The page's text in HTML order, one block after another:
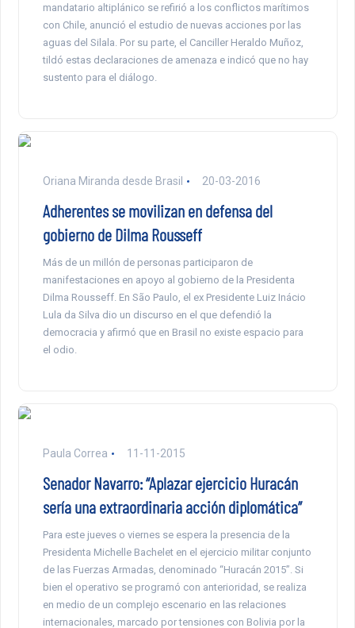
mandatario altiplánico se refirió a los conflictos marítimos
con Chile, anunció el estudio de nuevas acciones por las
aguas del Silala. Por su parte, el Canciller Heraldo Muñoz,
tildó estas declaraciones de amenaza e indicó que no hay
sustento para el diálogo.
Oriana Miranda desde Brasil 20-03-2016
Adherentes se movilizan en defensa del
gobierno de Dilma Rousseff
Más de un millón de personas participaron de
manifestaciones en apoyo al gobierno de la Presidenta
Dilma Rousseff. En São Paulo, el ex Presidente Luiz Inácio
Lula da Silva dio un discurso en el que defendió la
democracia y afirmó que en Brasil no existe espacio para
el odio.
Paula Correa 11-11-2015
Senador Navarro: “Aplazar ejercicio Huracán
sería una extraordinaria acción diplomática”
Para este jueves o viernes se espera la presencia de la
Presidenta Michelle Bachelet en el ejercicio militar conjunto
de las Fuerzas Armadas, denominado “Huracán 2015”. Si
bien el operativo se programó con anterioridad, se realiza
en medio de un complejo escenario en las relaciones
internacionales, marcado por tensiones con Bolivia por la